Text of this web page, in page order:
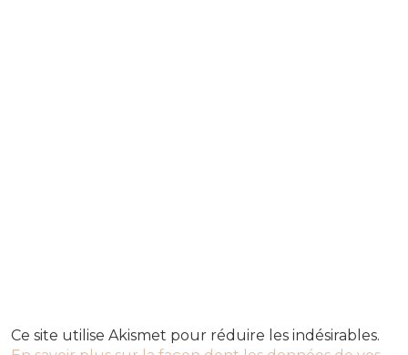
Ce site utilise Akismet pour réduire les indésirables.